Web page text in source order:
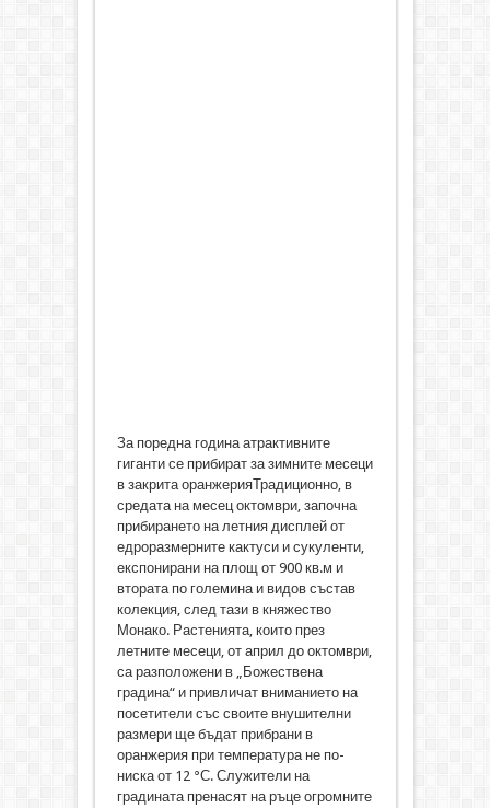
За поредна година атрактивните
гиганти се прибират за зимните месеци
в закрита оранжерияТрадиционно, в
средата на месец октомври, започна
прибирането на летния дисплей от
едроразмерните кактуси и сукуленти,
експонирани на площ от 900 кв.м и
втората по големина и видов състав
колекция, след тази в княжество
Монако. Растенията, които през
летните месеци, от април до октомври,
са разположени в „Божествена
градина“ и привличат вниманието на
посетители със своите внушителни
размери ще бъдат прибрани в
оранжерия при температура не по-
ниска от 12 °С. Служители на
градината пренасят на ръце огромните